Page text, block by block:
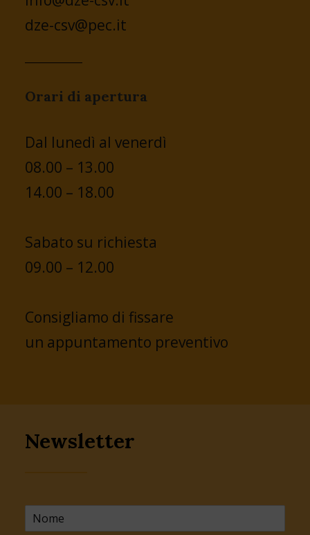
dze-csv@pec.it
Orari di apertura
Dal lunedì al venerdì
08.00 – 13.00
14.00 – 18.00
Sabato su richiesta
09.00 – 12.00
Consigliamo di fissare
un appuntamento preventivo
Newsletter